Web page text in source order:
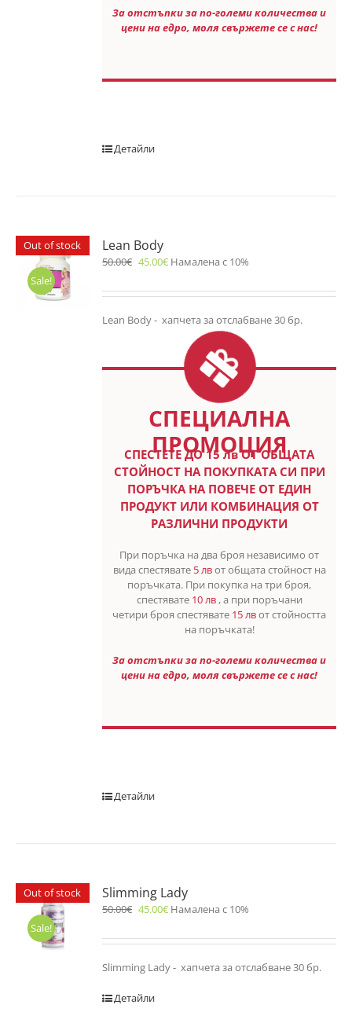
За отстъпки за по-големи количества и
цени на едро, моля свържете се с нас!
Детайли
Out of stock
Sale!
Lean Body
50.00€ 45.00€ Намалена с 10%
Lean Body - хапчета за отслабване 30 бр.
СПЕЦИАЛНА
ПРОМОЦИЯ
СПЕСТETE ДО 15 лв ОТ ОБЩАТА
СТОЙНОСТ НА ПОКУПКАТА СИ ПРИ
ПОРЪЧКА НА ПОВЕЧЕ ОТ ЕДИН
ПРОДУКТ ИЛИ КОМБИНАЦИЯ ОТ
РАЗЛИЧНИ ПРОДУКТИ
При поръчка на два броя независимо от
вида спестявате 5 лвот общата стойност на
поръчката. При покупка на три броя,
спестявате 10 лв , а при поръчани
четири броя спестявате 15 лвот стойността
на поръчката!
За отстъпки за по-големи количества и
цени на едро, моля свържете се с нас!
Детайли
Out of stock
Sale!
Slimming Lady
50.00€ 45.00€ Намалена с 10%
Slimming Lady - хапчета за отслабване 30 бр.
Детайли